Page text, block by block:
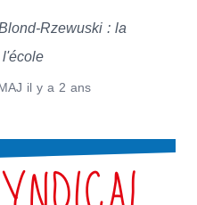
Rzewuski : la
il y a 2 ans